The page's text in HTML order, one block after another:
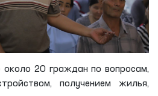
около 20 граждан по вопросам,
получением жилья,